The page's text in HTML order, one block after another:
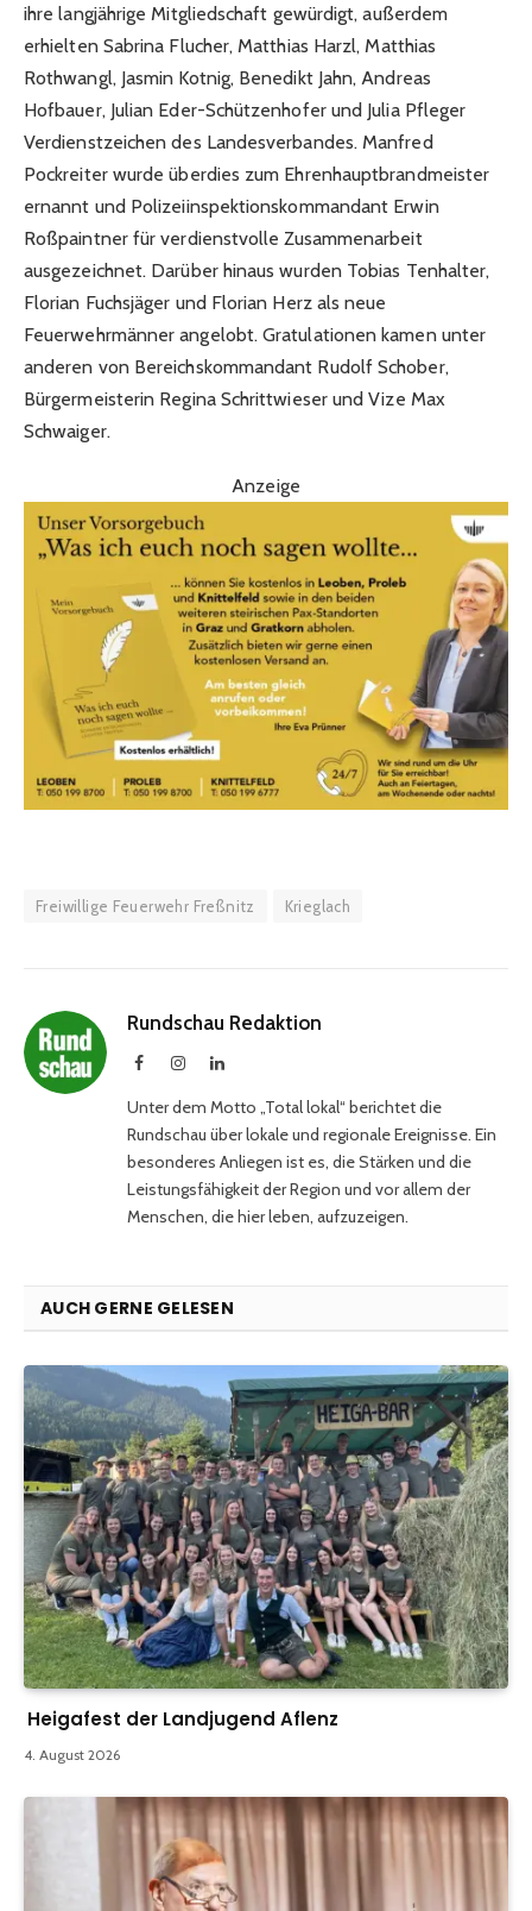
ihre langjährige Mitgliedschaft gewürdigt, außerdem
erhielten Sabrina Flucher, Matthias Harzl, Matthias
Rothwangl, Jasmin Kotnig, Benedikt Jahn, Andreas
Hofbauer, Julian Eder-Schützenhofer und Julia Pfleger
Verdienstzeichen des Landesverbandes. Manfred
Pockreiter wurde überdies zum Ehrenhauptbrandmeister
ernannt und Polizeiinspektionskommandant Erwin
Roßpaintner für verdienstvolle Zusammenarbeit
ausgezeichnet. Darüber hinaus wurden Tobias Tenhalter,
Florian Fuchsjäger und Florian Herz als neue
Feuerwehrmänner angelobt. Gratulationen kamen unter
anderen von Bereichskommandant Rudolf Schober,
Bürgermeisterin Regina Schrittwieser und Vize Max
Schwaiger.
Anzeige
Freiwillige Feuerwehr Freßnitz Krieglach
Rundschau Redaktion
FacebookInstagramLinkedIn
Unter dem Motto „Total lokal“ berichtet die
Rundschau über lokale und regionale Ereignisse. Ein
besonderes Anliegen ist es, die Stärken und die
Leistungsfähigkeit der Region und vor allem der
Menschen, die hier leben, aufzuzeigen.
AUCH GERNE GELESEN
Heigafest der Landjugend Aflenz
4. August 2026